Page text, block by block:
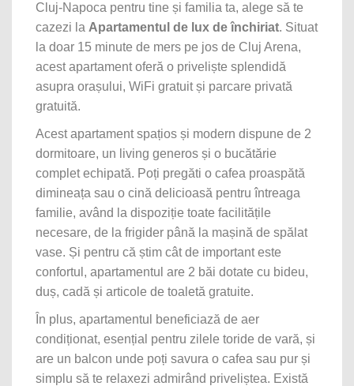
Cluj-Napoca pentru tine și familia ta, alege să te
cazezi la Apartamentul de lux de închiriat. Situat
la doar 15 minute de mers pe jos de Cluj Arena,
acest apartament oferă o priveliște splendidă
asupra orașului, WiFi gratuit și parcare privată
gratuită.
Acest apartament spațios și modern dispune de 2
dormitoare, un living generos și o bucătărie
complet echipată. Poți pregăti o cafea proaspătă
dimineața sau o cină delicioasă pentru întreaga
familie, având la dispoziție toate facilitățile
necesare, de la frigider până la mașină de spălat
vase. Și pentru că știm cât de important este
confortul, apartamentul are 2 băi dotate cu bideu,
duș, cadă și articole de toaletă gratuite.
În plus, apartamentul beneficiază de aer
condiționat, esențial pentru zilele toride de vară, și
are un balcon unde poți savura o cafea sau pur și
simplu să te relaxezi admirând priveliștea. Există